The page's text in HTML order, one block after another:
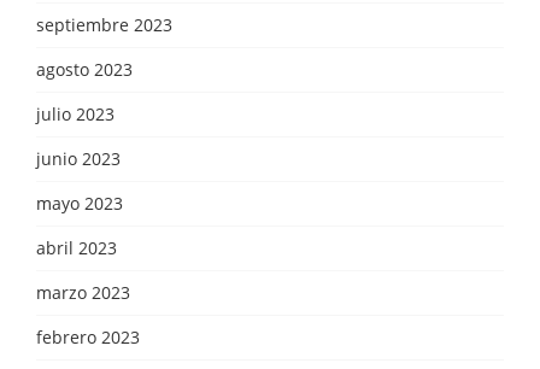
septiembre 2023
agosto 2023
julio 2023
junio 2023
mayo 2023
abril 2023
marzo 2023
febrero 2023